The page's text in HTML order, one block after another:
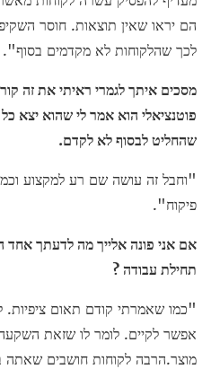
הם יראו שאין תוצאות. חוסר
לכך שהלקוחות לא מקדמים בסוף".
מסכים איתך לגמרי ראיתי את זה
פוטנציאלי הוא אמר לי שהוא יצא
שהחליט לבסוף לא לקדם.
"וחבל זה עושה שם רע למקצוע
פיקוח".
אם אני פונה אלייך מה לדעתך אחד
תחילת עבודה ?
"כמו שאמרתי קודם תאום
אפשר לקיים. לומר לו שזאת
מוצר.הרבה לקוחות חושבים שאתה